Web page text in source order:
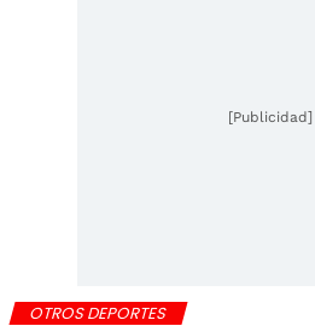
[Publicidad]
OTROS DEPORTES